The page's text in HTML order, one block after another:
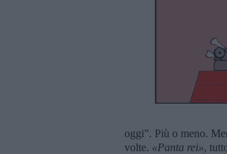
oggi”. Più o meno.
volte. «Panta rei»,